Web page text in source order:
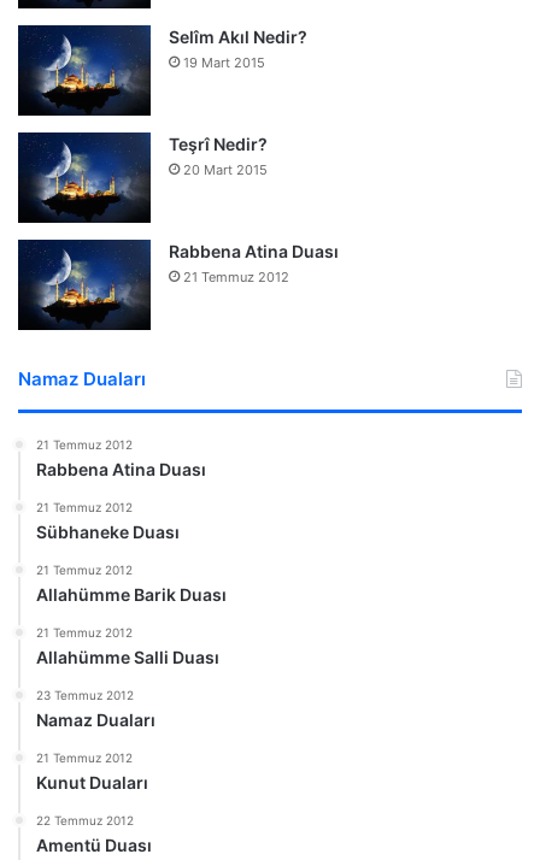
Selîm Akıl Nedir?
19 Mart 2015
Teşrî Nedir?
20 Mart 2015
Rabbena Atina Duası
21 Temmuz 2012
Namaz Duaları
21 Temmuz 2012
Rabbena Atina Duası
21 Temmuz 2012
Sübhaneke Duası
21 Temmuz 2012
Allahümme Barik Duası
21 Temmuz 2012
Allahümme Salli Duası
23 Temmuz 2012
Namaz Duaları
21 Temmuz 2012
Kunut Duaları
22 Temmuz 2012
Amentü Duası